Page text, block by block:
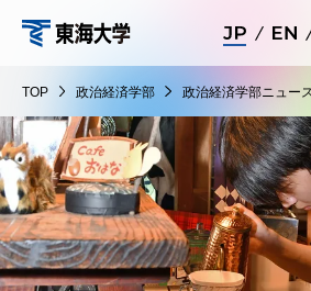
ツ
に
ス
キ
ッ
プ
治
経
済
学
部
TOP 政治経済学部 政治経済学部ニュー
在学生・保護者向けポータル
受験・入学案内
教員・研究者ガイド